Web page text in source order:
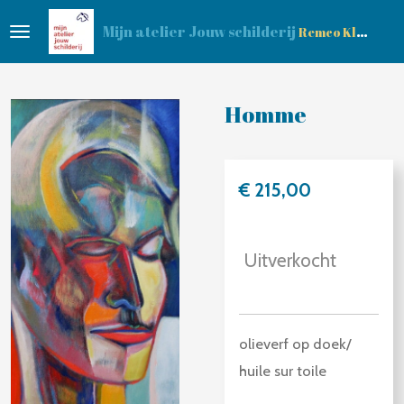
Ga
de
hoofdinhoud
Mijn atelier Jouw schilderij Remco Klop
Homme
€ 215,00
Uitverkocht
olieverf op doek/
huile sur toile